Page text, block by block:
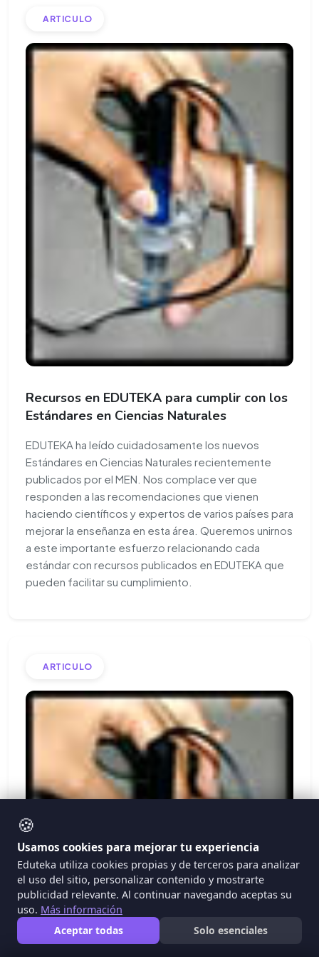
ARTICULO
Recursos en EDUTEKA para cumplir con los
Estándares en Ciencias Naturales
EDUTEKA ha leído cuidadosamente los nuevos
Estándares en Ciencias Naturales recientemente
publicados por el MEN. Nos complace ver que
responden a las recomendaciones que vienen
haciendo científicos y expertos de varios países para
mejorar la enseñanza en esta área. Queremos unirnos
a este importante esfuerzo relacionando cada
estándar con recursos publicados en EDUTEKA que
pueden facilitar su cumplimiento.
ARTICULO
🍪
Usamos cookies para mejorar tu experiencia
Eduteka utiliza cookies propias y de terceros para analizar
el uso del sitio, personalizar contenido y mostrarte
publicidad relevante. Al continuar navegando aceptas su
uso. Más información
Aceptar todas
Solo esenciales